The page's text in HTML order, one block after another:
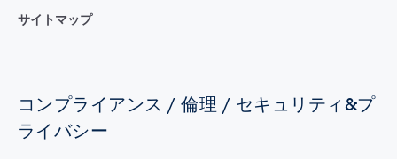
サイトマップ
コンプライアンス / 倫理 / セキュリティ&プ
ライバシー